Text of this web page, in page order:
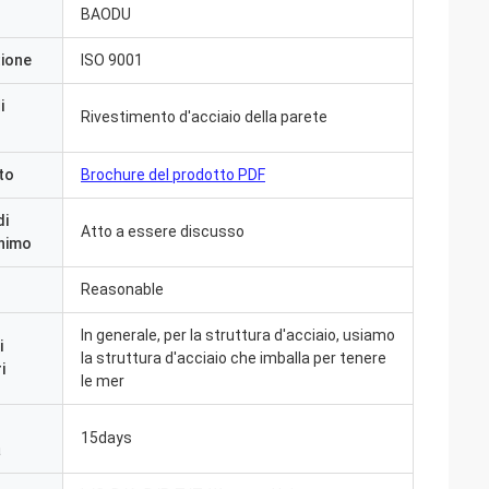
giorni fa e tutto è
che siamo
nella pianta.
con voi»
BAODU
ISO 9001
Rivestimento d'acciaio della parete
Brochure del prodotto PDF
Atto a essere discusso
Reasonable
In generale, per la struttura d'acciaio, usiamo
la struttura d'acciaio che imballa per tenere
le mer
15days